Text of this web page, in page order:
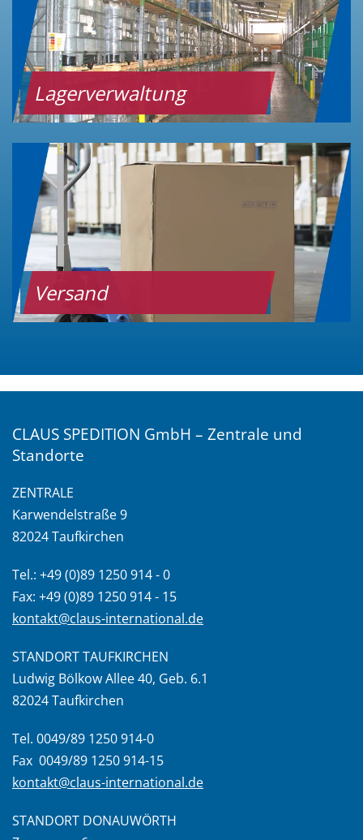
Lagerverwaltung
Versand
CLAUS SPEDITION GmbH – Zentrale und
Standorte
ZENTRALE
Karwendelstraße 9
82024 Taufkirchen
Tel.: +49 (0)89 1250 914 - 0
Fax: +49 (0)89 1250 914 - 15
kontakt@claus-international.de
STANDORT TAUFKIRCHEN
Ludwig Bölkow Allee 40, Geb. 6.1
82024 Taufkirchen
Tel. 0049/89 1250 914-0
Fax 0049/89 1250 914-15
kontakt@claus-international.de
STANDORT DONAUWÖRTH